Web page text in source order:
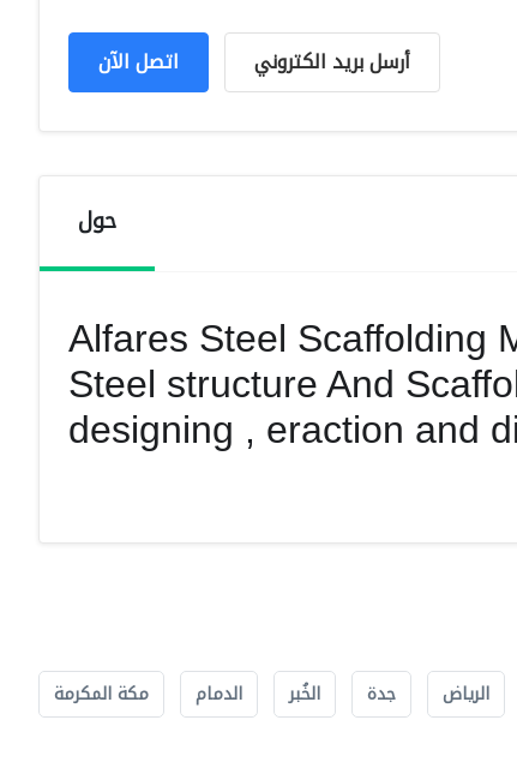
اتصل الآن أرسل بريد الكتروني
حول
Alfares Steel Scaffolding
Steel structure And
designing , eraction and
الرياض جدة الخُبر الدمام مكة المكرمة